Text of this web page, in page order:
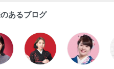
あるブログ